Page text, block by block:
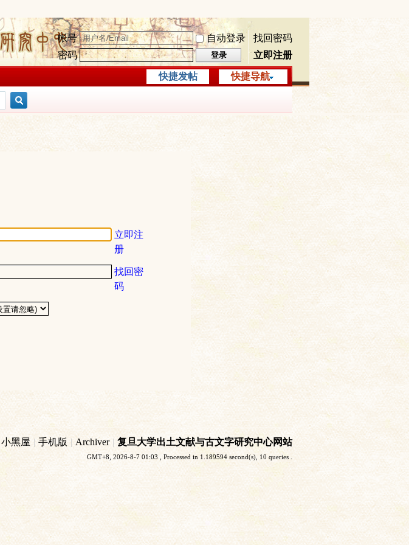
帐号 自动登录
找回密码
密码
登录 立即注册
快捷导航
快捷发帖
立即注
册
找回密
码
小黑屋 | 手机版 | Archiver | 复旦大学出土文献与古文字研究中心网站
GMT+8, 2026-8-7 01:03 , Processed in 1.189594 second(s), 10 queries .